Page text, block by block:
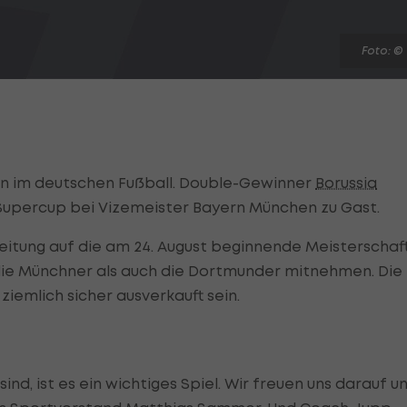
Foto: ©
im deutschen Fußball. Double-Gewinner Borussia
bei Vizemeister Bayern München zu Gast.
auf die am 24. August beginnende
Münchner als auch die Dortmunder mitnehmen. Die
sicher ausverkauft sein.
ist es ein wichtiges Spiel. Wir freuen uns darauf